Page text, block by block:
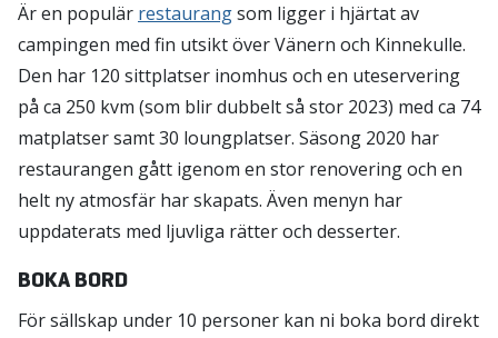
Är en populär restaurangsom ligger i hjärtat av
campingen med fin utsikt över Vänern och Kinnekulle.
Den har 120 sittplatser inomhus och en uteservering
på ca 250 kvm (som blir dubbelt så stor 2023) med ca 74
matplatser samt 30 loungplatser. Säsong 2020 har
restaurangen gått igenom en stor renovering och en
helt ny atmosfär har skapats. Även menyn har
uppdaterats med ljuvliga rätter och desserter.
BOKA BORD
För sällskap under 10 personer kan ni boka bord direkt